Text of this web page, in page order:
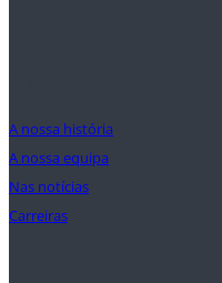
A nossa história
A nossa equipa
Nas notícias
Carreiras